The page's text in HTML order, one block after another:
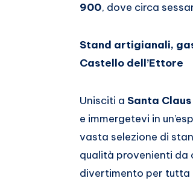
900, dove circa
Stand artigianali,
Castello dell’Ettore
Unisciti a Santa Claus
e immergetevi in
vasta selezione di
qualità provenienti da
divertimento per tutta